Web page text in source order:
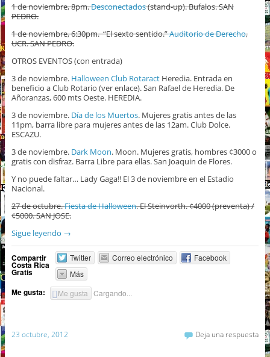
1 de noviembre, 8pm.Desconectados(stand-up). Bufalos. SAN
PEDRO.
1 de noviembre, 6:30pm. “El sexto sentido.”Auditorio de Derecho,
UCR. SAN PEDRO.
OTROS EVENTOS (con entrada)
3 de noviembre. Halloween Club RotaractHeredia. Entrada en
beneficio a Club Rotario (ver enlace). San Rafael de Heredia. De
Añoranzas, 600 mts Oeste. HEREDIA.
3 de noviembre. Día de los Muertos. Mujeres gratis antes de las
11pm, barra libre para mujeres antes de las 12am. Club Dolce.
ESCAZU.
3 de noviembre. Dark Moon. Moon. Mujeres gratis, hombres ¢3000 o
gratis con disfraz. Barra Libre para ellas. San Joaquin de Flores.
Y no puede faltar… Lady Gaga!! El 3 de noviembre en el Estadio
Nacional.
27 de octubre.Fiesta de Halloween. El Steinvorth. ¢4000 (preventa) /
¢5000. SAN JOSE.
Sigue leyendo →
Compartir
Costa Rica
Gratis
Twitter Correo electrónico
Facebook
Más
Me gusta: Me gusta Cargando...
23 octubre, 2012 Deja una respuesta